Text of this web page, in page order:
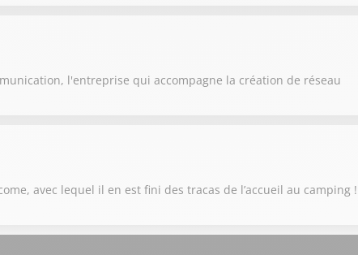
l'entreprise qui accompagne la création de réseau
avec lequel il en est fini des tracas de l’accueil au camping !